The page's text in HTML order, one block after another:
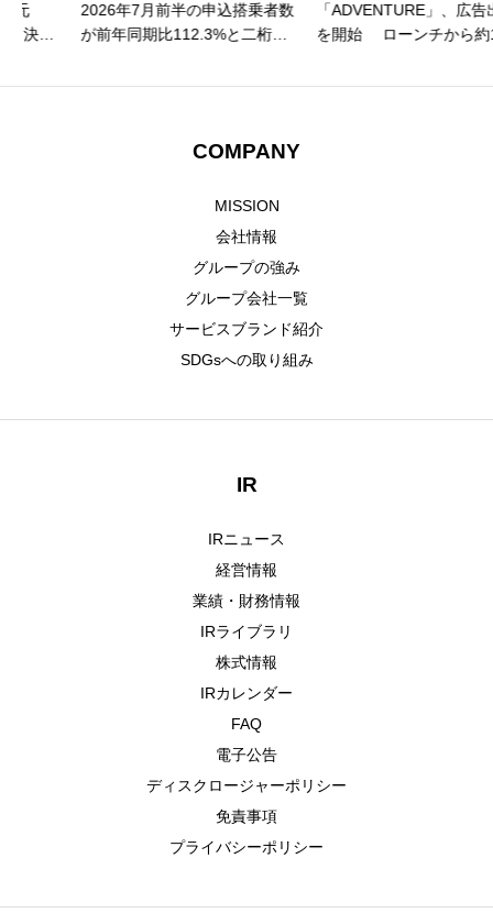
CONTACT お問い合わせ
2026年7月前半の申込搭乗者数
が前年同期比112.3%と二桁成
111.1%と二桁成長、夏休み需
「ADVENTURE」、広告出稿
を開始 ローンチから約1年、
COMPANY
MISSION
会社情報
グループの強み
グループ会社一覧
サービスブランド紹介
SDGsへの取り組み
IR
IRニュース
経営情報
業績・財務情報
IRライブラリ
株式情報
IRカレンダー
FAQ
電子公告
ディスクロージャーポリシー
免責事項
プライバシーポリシー